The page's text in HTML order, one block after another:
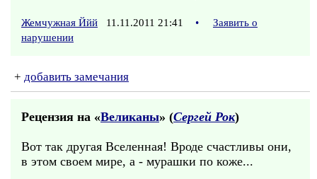
Жемчужная Ййй 11.11.2011 21:41 •
Заявить о
нарушении
+ добавить замечания
Рецензия на «Великаны» (Сергей Рок)
Вот так другая Вселенная! Вроде счастливы они,
в этом своем мире, а - мурашки по коже...